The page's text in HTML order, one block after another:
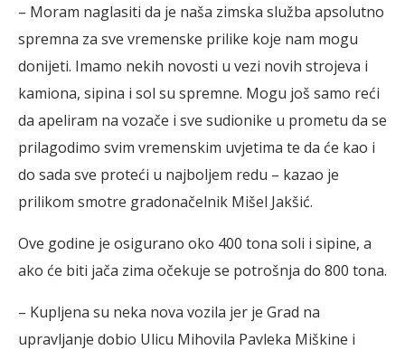
– Moram naglasiti da je naša zimska služba apsolutno
spremna za sve vremenske prilike koje nam mogu
donijeti. Imamo nekih novosti u vezi novih strojeva i
kamiona, sipina i sol su spremne. Mogu još samo reći
da apeliram na vozače i sve sudionike u prometu da se
prilagodimo svim vremenskim uvjetima te da će kao i
do sada sve proteći u najboljem redu – kazao je
prilikom smotre gradonačelnik Mišel Jakšić.
Ove godine je osigurano oko 400 tona soli i sipine, a
ako će biti jača zima očekuje se potrošnja do 800 tona.
– Kupljena su neka nova vozila jer je Grad na
upravljanje dobio Ulicu Mihovila Pavleka Miškine i